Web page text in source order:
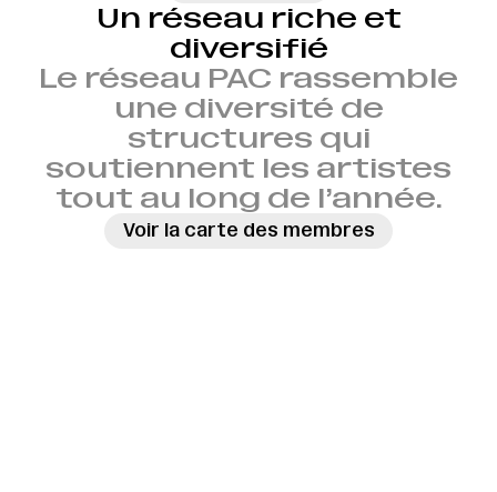
Un réseau riche et
diversifié
Le réseau PAC rassemble
une diversité de
structures qui
soutiennent les artistes
tout au long de l’année.
Voir la carte des membres